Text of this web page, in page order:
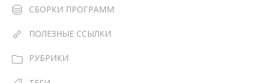
СБОРКИ ПРОГРАММ
ПОЛЕЗНЫЕ ССЫЛКИ
РУБРИКИ